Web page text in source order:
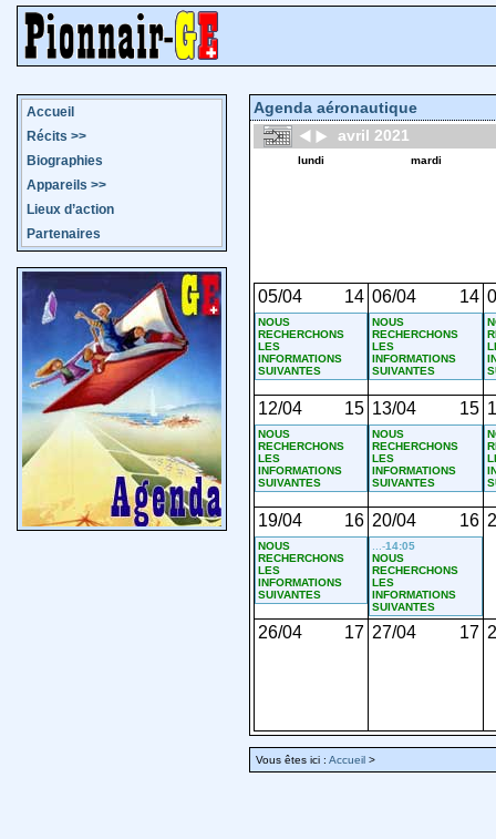
Accueil
Récits >>
Biographies
Appareils >>
Lieux d’action
Partenaires
Agenda aéronautique
avril 2021
lundi mardi
05/04 14
NOUS
RECHERCHONS
LES
INFORMATIONS
SUIVANTES
06/04 14
NOUS
RECHERCHONS
LES
INFORMATIONS
SUIVANTES
12/04 15
NOUS
RECHERCHONS
LES
INFORMATIONS
SUIVANTES
13/04 15
NOUS
RECHERCHONS
LES
INFORMATIONS
SUIVANTES
19/04 16
NOUS
RECHERCHONS
LES
INFORMATIONS
SUIVANTES
20/04 16
...-14:05
NOUS
RECHERCHONS
LES
INFORMATIONS
SUIVANTES
26/04 17 27/04 17
Vous êtes ici : Accueil >